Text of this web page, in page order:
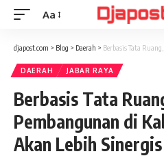
Font
Aa
djapost.com > Blog > Daerah > Berbasis Tata Ruang,
DAERAH JABAR RAYA
Berbasis Tata
Pembangunan di
Akan Lebih